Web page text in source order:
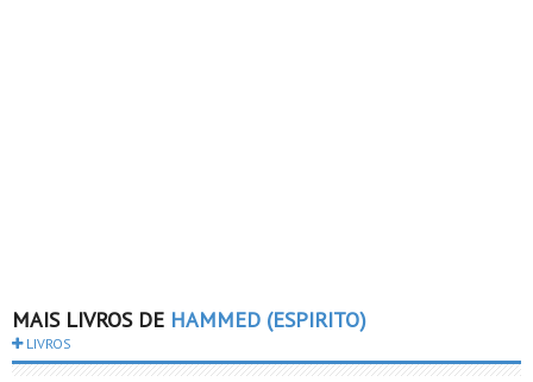
MAIS LIVROS DE HAMMED (ESPIRITO)
LIVROS